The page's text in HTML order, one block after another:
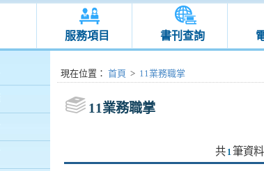
服務項目 書刊查詢
:::現在位置 ： 首頁 > 11業務職掌
11業務職掌
共 1筆資